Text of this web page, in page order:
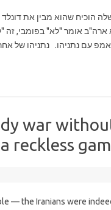
הוכיח שהוא מבין את
אומר "לא" בפומבי, זה
נתניהו של אחרי 7 באוקטובר
war
reckless
— the Iranians were